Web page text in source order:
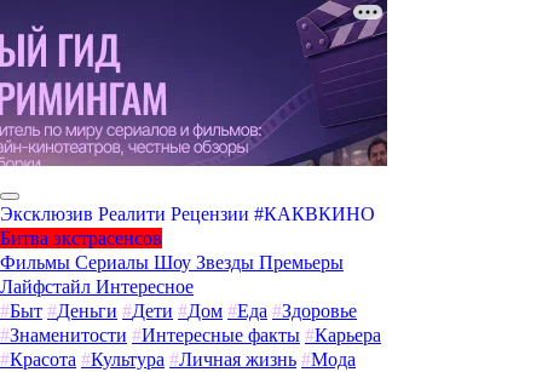
Эксклюзив Реалити Рецензии #КАКВКИНО
Битва экстрасенсов
Фильмы Сериалы Шоу Звезды Премьеры
Лайфстайл Интересное
#Быт #Деньги #Дети #Дом #Еда #Здоровье
#Знаменитости #Интересные факты #Карьера
#Красота #Культура #Личная жизнь #Мода